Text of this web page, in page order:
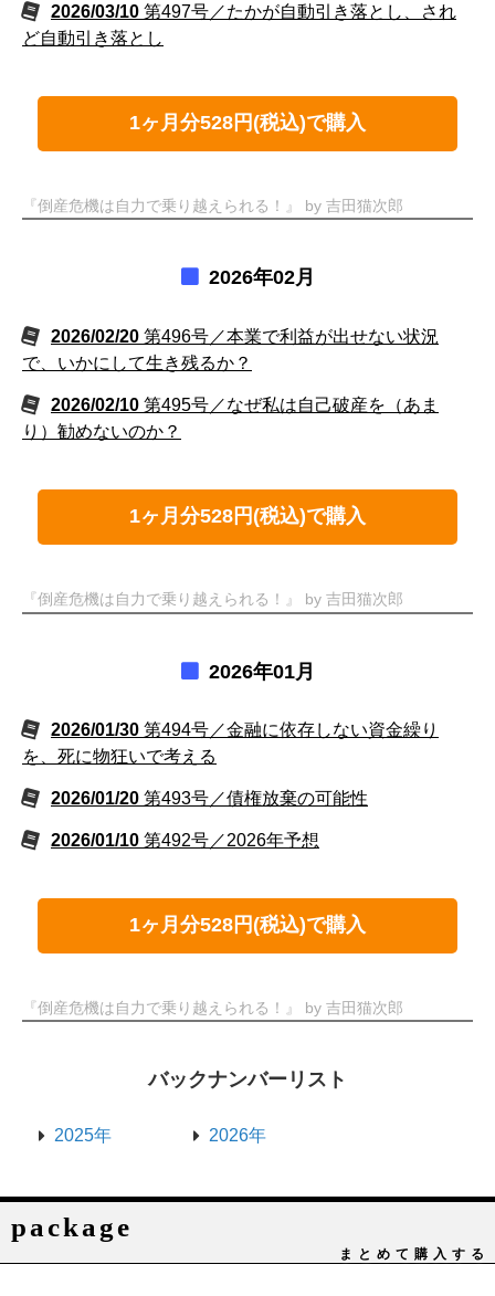
2026/03/10 第497号／たかが自動引き落とし、され
ど自動引き落とし
1ヶ月分528円(税込)で購入
『倒産危機は自力で乗り越えられる！』 by 吉田猫次郎
2026年02月
2026/02/20 第496号／本業で利益が出せない状況
で、いかにして生き残るか？
2026/02/10 第495号／なぜ私は自己破産を（あま
り）勧めないのか？
1ヶ月分528円(税込)で購入
『倒産危機は自力で乗り越えられる！』 by 吉田猫次郎
2026年01月
2026/01/30 第494号／金融に依存しない資金繰り
を、死に物狂いで考える
2026/01/20 第493号／債権放棄の可能性
2026/01/10 第492号／2026年予想
1ヶ月分528円(税込)で購入
『倒産危機は自力で乗り越えられる！』 by 吉田猫次郎
バックナンバーリスト
2025年 2026年
package
まとめて購入する